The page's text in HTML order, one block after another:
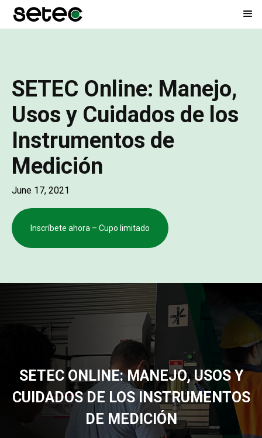
SETEC Online: Manejo,
Usos y Cuidados de los
Instrumentos de
Medición
June 17, 2021
Inscríbete ahora – Cupo limitado
SETEC ONLINE: MANEJO, USOS Y
CUIDADOS DE LOS INSTRUMENTOS
DE MEDICIÓN